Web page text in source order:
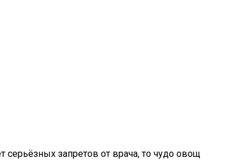
запретов от врача, то чудо овощ